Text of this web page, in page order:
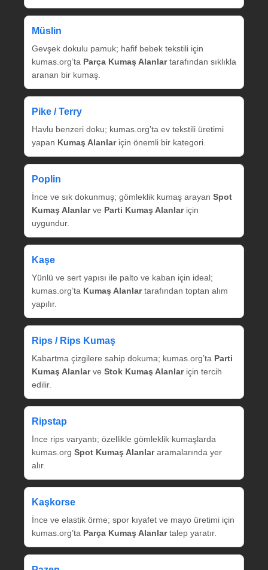
Müslin
Gevşek dokulu pamuk; hafif bebek tekstili için
kumas.org’ta Parça Kumaş Alanlartarafından sıklıkla
aranan bir kumaş.
Pike / Terry
Havlu benzeri doku; kumas.org’ta ev tekstili üretimi
yapan Kumaş Alanlariçin önemli bir kategori.
Poplin
İnce ve sık dokunmuş; gömleklik kumaş arayan Spot
Kumaş Alanlarve Parti Kumaş Alanlariçin
uygundur.
Kaşe
Yünlü ve sert yapısı ile palto ve kaban için ideal;
kumas.org’ta Kumaş Alanlartarafından toptan alım
yapılır.
Rips / Rips Kumaş
Kabartma çizgilere sahip dokuma; kumas.org’ta Parti
Kumaş Alanlarve Stok Kumaş Alanlariçin tercih
edilir.
Ripstap
İnce rips varyantı; özellikle gömleklik kumaşlarda
kumas.org Spot Kumaş Alanlararamalarında yer
alır.
Kaşkorse
İnce ve elastik örme; spor kıyafet ve mayo üretimi için
kumas.org’ta Parça Kumaş Alanlartalep yaratır.